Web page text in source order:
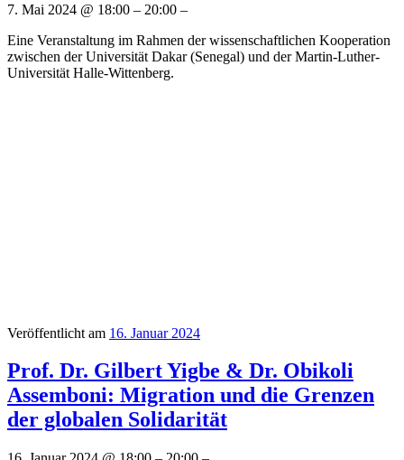
7. Mai 2024 @ 18:00 – 20:00 –
Eine Veranstaltung im Rahmen der wissenschaftlichen Kooperation
zwischen der Universität Dakar (Senegal) und der Martin-Luther-
Universität Halle-Wittenberg.
Veröffentlicht am 16. Januar 2024
Prof. Dr. Gilbert Yigbe & Dr. Obikoli
Assemboni: Migration und die Grenzen
der globalen Solidarität